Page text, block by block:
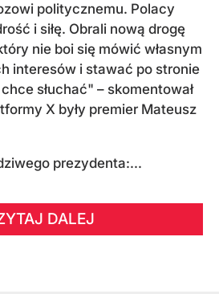
politycznemu. Polacy
i siłę. Obrali nową drogę
nie boi się mówić własnym
interesów i stawać po stronie
słuchać" – skomentował
X były premier Mateusz
prezydenta:...
DALEJ